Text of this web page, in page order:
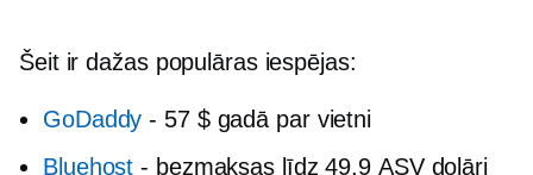
Šeit ir dažas populāras iespējas:
GoDaddy - 57 $ gadā par vietni
Bluehost - bezmaksas līdz 49,9 ASV dolāri